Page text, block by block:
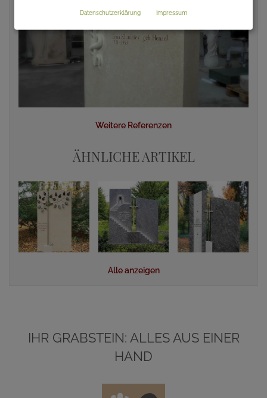
Weitere Referenzen
ÄHNLICHE ARTIKEL
Alle anzeigen
IHR GRABSTEIN: ALLES AUS EINER
HAND
Datenschutzerklärung Impressum